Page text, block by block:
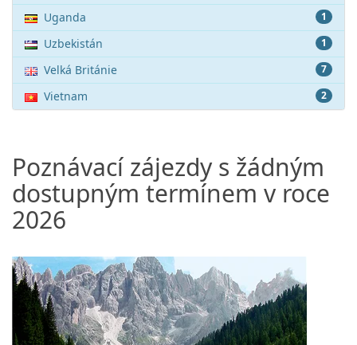
1
Uganda
1
Uzbekistán
7
Velká Británie
2
Vietnam
Poznávací zájezdy s žádným
dostupným termínem v roce
2026